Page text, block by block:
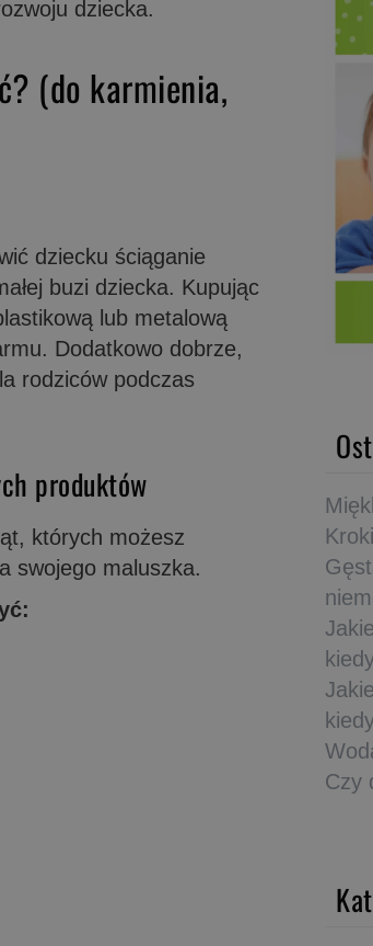
dziecka.
(do karmienia,
dziecku ściąganie
buzi dziecka. Kupując
lub metalową
Dodatkowo dobrze,
rodziców podczas
produktów
których możesz
swojego maluszka.
Czy